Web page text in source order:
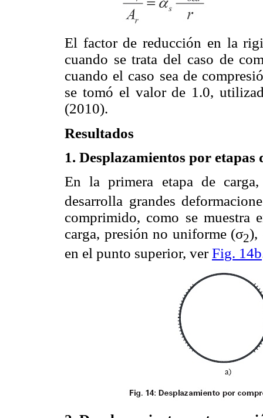
El factor de reducción en la
cuando se trata del caso de
cuando el caso sea de
se tomó el valor de 1.0,
(2010).
Resultados
1. Desplazamientos por etapas
En la primera etapa de
desarrolla grandes
comprimido, como se muestra
carga, presión no uniforme (σ2),
en el punto superior, verFig. 14b